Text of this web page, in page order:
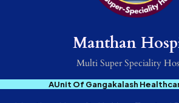
Manthan
Multi Super Speciality
AUnit Of Gangakalash